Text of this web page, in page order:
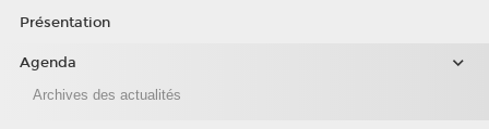
Présentation
Agenda
Archives des actualités